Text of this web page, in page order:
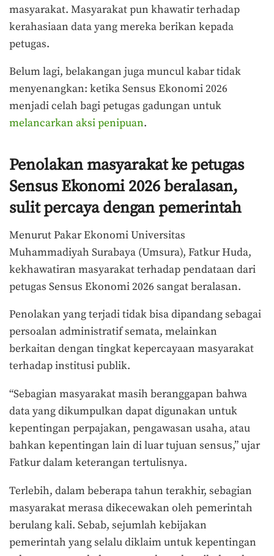
masyarakat. Masyarakat pun khawatir terhadap
kerahasiaan data yang mereka berikan kepada
petugas.
Belum lagi, belakangan juga muncul kabar tidak
menyenangkan: ketika Sensus Ekonomi 2026
menjadi celah bagi petugas gadungan untuk
melancarkan aksi penipuan.
Penolakan masyarakat ke petugas
Sensus Ekonomi 2026 beralasan,
sulit percaya dengan pemerintah
Menurut Pakar Ekonomi Universitas
Muhammadiyah Surabaya (Umsura), Fatkur Huda,
kekhawatiran masyarakat terhadap pendataan dari
petugas Sensus Ekonomi 2026 sangat beralasan.
Penolakan yang terjadi tidak bisa dipandang sebagai
persoalan administratif semata, melainkan
berkaitan dengan tingkat kepercayaan masyarakat
terhadap institusi publik.
“Sebagian masyarakat masih beranggapan bahwa
data yang dikumpulkan dapat digunakan untuk
kepentingan perpajakan, pengawasan usaha, atau
bahkan kepentingan lain di luar tujuan sensus,” ujar
Fatkur dalam keterangan tertulisnya.
Terlebih, dalam beberapa tahun terakhir, sebagian
masyarakat merasa dikecewakan oleh pemerintah
berulang kali. Sebab, sejumlah kebijakan
pemerintah yang selalu diklaim untuk kepentingan